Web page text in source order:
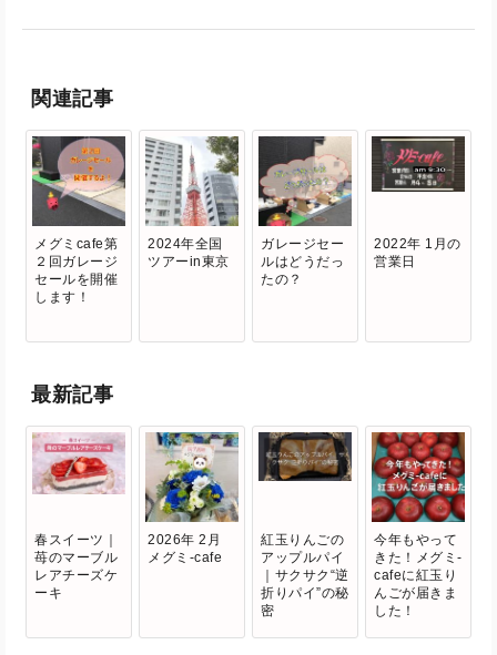
関連記事
メグミcafe第
２回ガレージ
セールを開催
します！
2024年全国
ツアーin東京
ガレージセー
ルはどうだっ
たの？
2022年 1月の
営業日
最新記事
春スイーツ｜
苺のマーブル
レアチーズケ
ーキ
2026年 2月
メグミ-cafe
紅玉りんごの
アップルパイ
｜サクサク“逆
折りパイ”の秘
密
今年もやって
きた！メグミ-
cafeに紅玉り
んごが届きま
した！